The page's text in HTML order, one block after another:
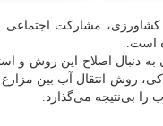
کشاورزی، مشارکت اجتماعی و
است.
به دنبال اصلاح این روش و
روش انتقال آب بین مزارع
را بی‌نتیجه می‌گذارد.